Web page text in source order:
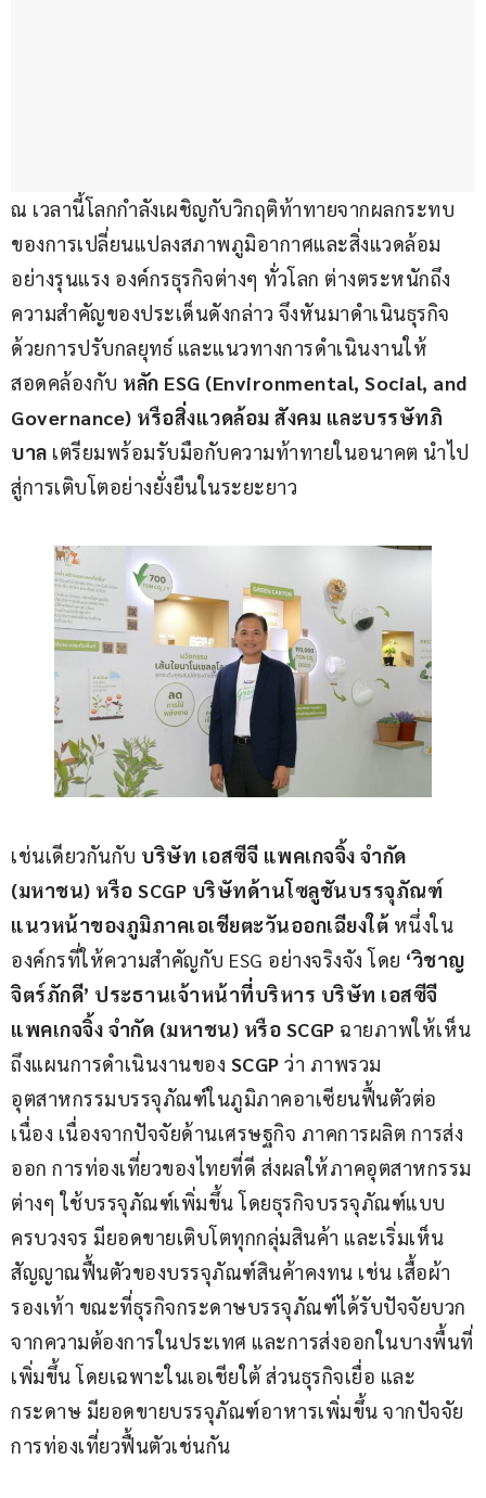
ณ เวลานี้โลกกำลังเผชิญกับวิกฤติท้าทายจากผลกระทบ
ของการเปลี่ยนแปลงสภาพภูมิอากาศและสิ่งแวดล้อม
อย่างรุนแรง องค์กรธุรกิจต่างๆ ทั่วโลก ต่างตระหนักถึง
ความสำคัญของประเด็นดังกล่าว จึงหันมาดำเนินธุรกิจ
ด้วยการปรับกลยุทธ์ และแนวทางการดำเนินงานให้
สอดคล้องกับ หลัก ESG (Environmental, Social, and
Governance) หรือสิ่งแวดล้อม สังคม และบรรษัทภิ
บาล เตรียมพร้อมรับมือกับความท้าทายในอนาคต นำไป
สู่การเติบโตอย่างยั่งยืนในระยะยาว
เช่นเดียวกันกับ บริษัท เอสซีจี แพคเกจจิ้ง จำกัด
(มหาชน) หรือ SCGP บริษัทด้านโซลูชันบรรจุภัณฑ์
แนวหน้าของภูมิภาคเอเชียตะวันออกเฉียงใต้ หนึ่งใน
องค์กรที่ให้ความสำคัญกับ ESG อย่างจริงจัง โดย ‘วิชาญ
จิตร์ภักดี’ ประธานเจ้าหน้าที่บริหาร บริษัท เอสซีจี
แพคเกจจิ้ง จำกัด (มหาชน) หรือ SCGP ฉายภาพให้เห็น
ถึงแผนการดำเนินงานของ SCGP ว่า ภาพรวม
อุตสาหกรรมบรรจุภัณฑ์ในภูมิภาคอาเซียนฟื้นตัวต่อ
เนื่อง เนื่องจากปัจจัยด้านเศรษฐกิจ ภาคการผลิต การส่ง
ออก การท่องเที่ยวของไทยที่ดี ส่งผลให้ภาคอุตสาหกรรม
ต่างๆ ใช้บรรจุภัณฑ์เพิ่มขึ้น โดยธุรกิจบรรจุภัณฑ์แบบ
ครบวงจร มียอดขายเติบโตทุกกลุ่มสินค้า และเริ่มเห็น
สัญญาณฟื้นตัวของบรรจุภัณฑ์สินค้าคงทน เช่น เสื้อผ้า
รองเท้า ขณะที่ธุรกิจกระดาษบรรจุภัณฑ์ได้รับปัจจัยบวก
จากความต้องการในประเทศ และการส่งออกในบางพื้นที่
เพิ่มขึ้น โดยเฉพาะในเอเชียใต้ ส่วนธุรกิจเยื่อ และ
กระดาษ มียอดขายบรรจุภัณฑ์อาหารเพิ่มขึ้น จากปัจจัย
การท่องเที่ยวฟื้นตัวเช่นกัน